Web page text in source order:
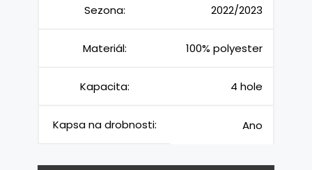
Sezona: 2022/2023
Materiál: 100% polyester
Kapacita: 4 hole
Kapsa na drobnosti: Ano